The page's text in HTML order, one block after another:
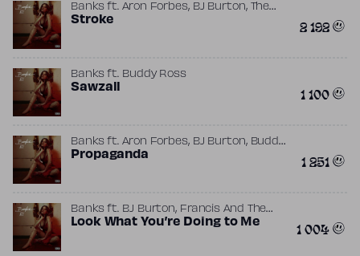
Banksft. Aron Forbes, BJ Burton,
The
Wiild, Tim Anderson
Stroke 2 192
Banksft. Buddy Ross
Sawzall 1 100
Banksft. Aron Forbes, BJ Burton, Buddy
Ross,Tim Anderson
Propaganda 1 251
Banksft. BJ Burton, Francis And The
Lights ,The Wiild
Look What You’re Doing to Me 1 004